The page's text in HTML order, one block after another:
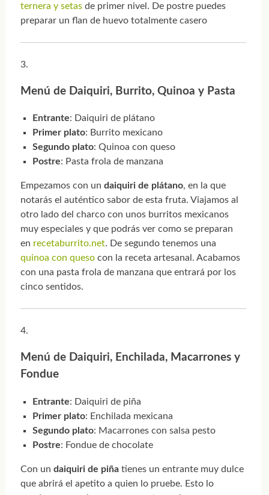
ternera y setasde primer nivel. De postre puedes
preparar un flan de huevo totalmente casero
Menú de Daiquiri, Burrito, Quinoa y Pasta
Entrante: Daiquiri de plátano
Primer plato: Burrito mexicano
Segundo plato: Quinoa con queso
Postre: Pasta frola de manzana
Empezamos con un daiquiri de plátano, en la que
notarás el auténtico sabor de esta fruta. Viajamos al
otro lado del charco con unos burritos mexicanos
muy especiales y que podrás ver como se preparan
en recetaburrito.net. De segundo tenemos una
quinoa con quesocon la receta artesanal. Acabamos
con una pasta frola de manzana que entrará por los
cinco sentidos.
Menú de Daiquiri, Enchilada, Macarrones y
Fondue
Entrante: Daiquiri de piña
Primer plato: Enchilada mexicana
Segundo plato: Macarrones con salsa pesto
Postre: Fondue de chocolate
Con un daiquiri de piñatienes un entrante muy dulce
que abrirá el apetito a quien lo pruebe. Esto lo